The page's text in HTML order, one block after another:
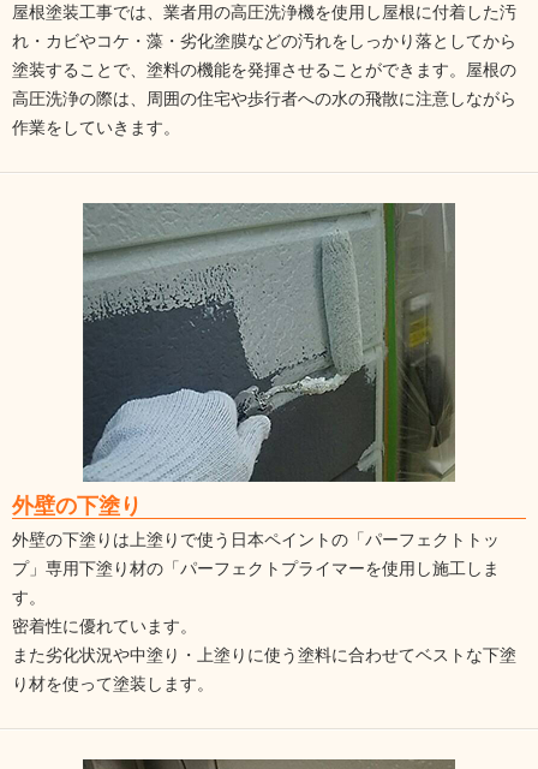
屋根塗装工事では、業者用の高圧洗浄機を使用し屋根に付着した汚
れ・カビやコケ・藻・劣化塗膜などの汚れをしっかり落としてから
塗装することで、塗料の機能を発揮させることができます。屋根の
高圧洗浄の際は、周囲の住宅や歩行者への水の飛散に注意しながら
作業をしていきます。
外壁の下塗り
外壁の下塗りは上塗りで使う日本ペイントの「パーフェクトトッ
プ」専用下塗り材の「パーフェクトプライマーを使用し施工しま
す。
密着性に優れています。
また劣化状況や中塗り・上塗りに使う塗料に合わせてベストな下塗
り材を使って塗装します。